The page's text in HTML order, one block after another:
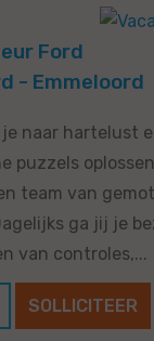
Ford
- Emmeloord
naar hartelust
puzzels
team van
ga jij je
van controles,...
SOLLICITEER